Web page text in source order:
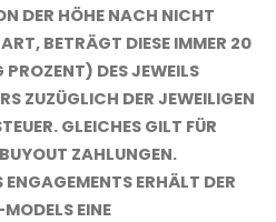
DER HÖHE NACH NICHT
BETRÄGT DIESE IMMER 20
DES JEWEILS
ZUZÜGLICH DER JEWEILIGEN
GLEICHES GILT FÜR
ZAHLUNGEN.
ERHÄLT DER
EINE